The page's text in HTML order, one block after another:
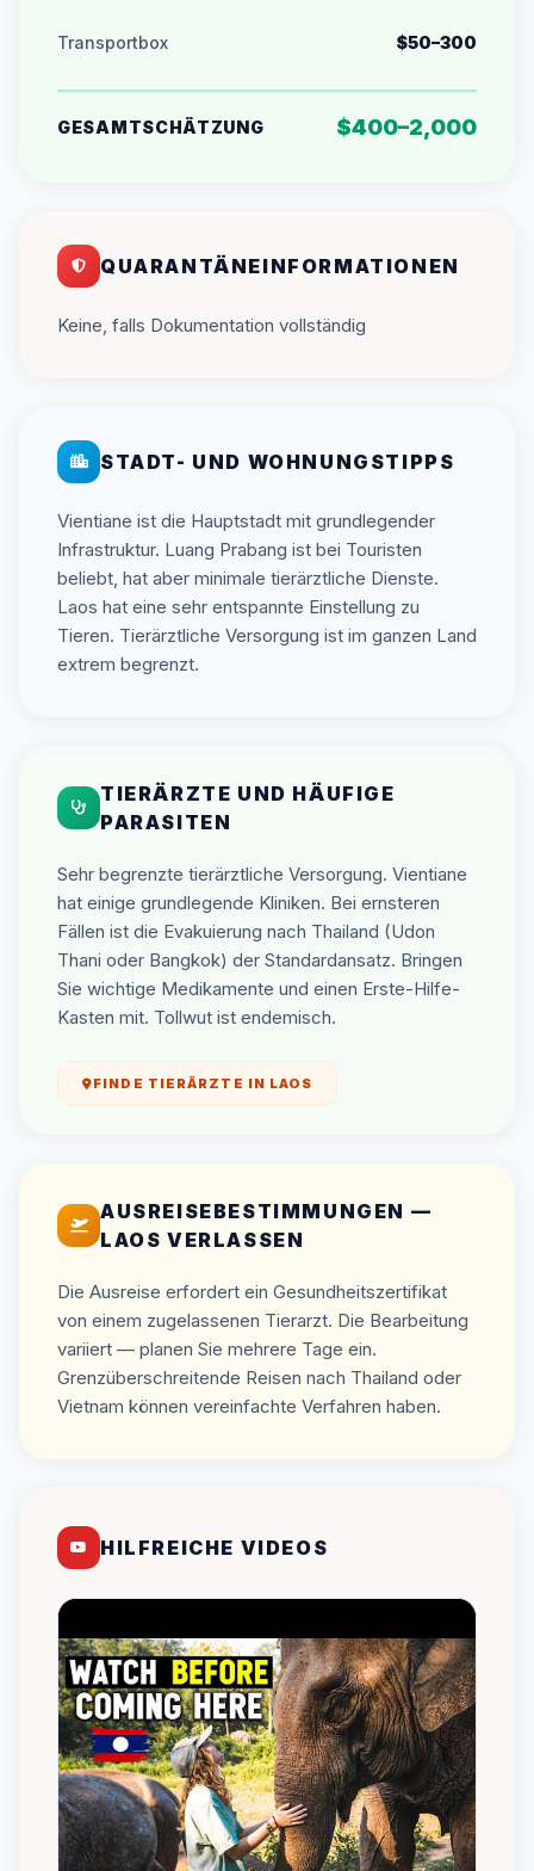
Transportbox $50–300
GESAMTSCHÄTZUNG $400–2,000
QUARANTÄNEINFORMATIONEN
Keine, falls Dokumentation vollständig
STADT- UND WOHNUNGSTIPPS
Vientiane ist die Hauptstadt mit grundlegender
Infrastruktur. Luang Prabang ist bei Touristen
beliebt, hat aber minimale tierärztliche Dienste.
Laos hat eine sehr entspannte Einstellung zu
Tieren. Tierärztliche Versorgung ist im ganzen Land
extrem begrenzt.
TIERÄRZTE UND HÄUFIGE
PARASITEN
Sehr begrenzte tierärztliche Versorgung. Vientiane
hat einige grundlegende Kliniken. Bei ernsteren
Fällen ist die Evakuierung nach Thailand (Udon
Thani oder Bangkok) der Standardansatz. Bringen
Sie wichtige Medikamente und einen Erste-Hilfe-
Kasten mit. Tollwut ist endemisch.
FINDE TIERÄRZTE IN LAOS
AUSREISEBESTIMMUNGEN —
LAOS VERLASSEN
Die Ausreise erfordert ein Gesundheitszertifikat
von einem zugelassenen Tierarzt. Die Bearbeitung
variiert — planen Sie mehrere Tage ein.
Grenzüberschreitende Reisen nach Thailand oder
Vietnam können vereinfachte Verfahren haben.
HILFREICHE VIDEOS